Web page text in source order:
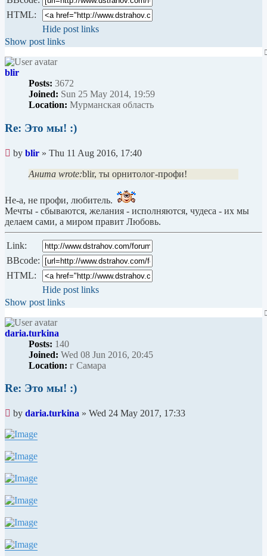
HTML:
Hide post links
Show post links
blir
Posts: 3672
Joined: Sun 25 May 2014, 19:59
Location: Мурманская область
Re: Это мы! :)
Unread
post
by blir » Thu 11 Aug 2016, 17:40
Анита wrote:blir, ты орнитолог-профи!
Не-а, не профи, любитель.
Мечты - сбываются, желания - исполняются, чудеса - их мы
делаем сами, а миром правит Любовь.
Link:
BBcode:
HTML:
Hide post links
Show post links
daria.turkina
Posts: 140
Joined: Wed 08 Jun 2016, 20:45
Location: г Самара
Re: Это мы! :)
Unread
post
by daria.turkina » Wed 24 May 2017, 17:33